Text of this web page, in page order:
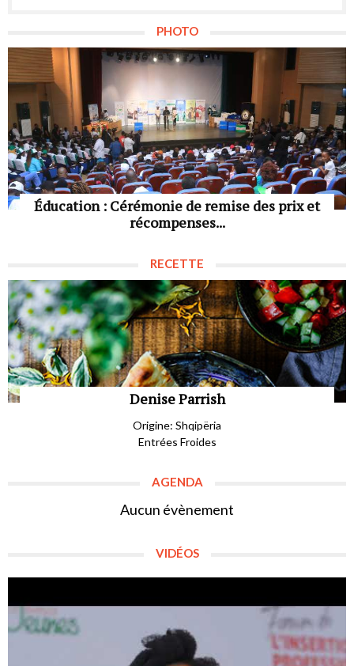
PHOTO
Éducation : Cérémonie de remise des prix et
récompenses...
RECETTE
Denise Parrish
Origine: Shqipëria
Entrées Froides
AGENDA
Aucun évènement
VIDÉOS